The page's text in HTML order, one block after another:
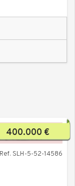
400.000 €
Ref. SLH-5-52-14586